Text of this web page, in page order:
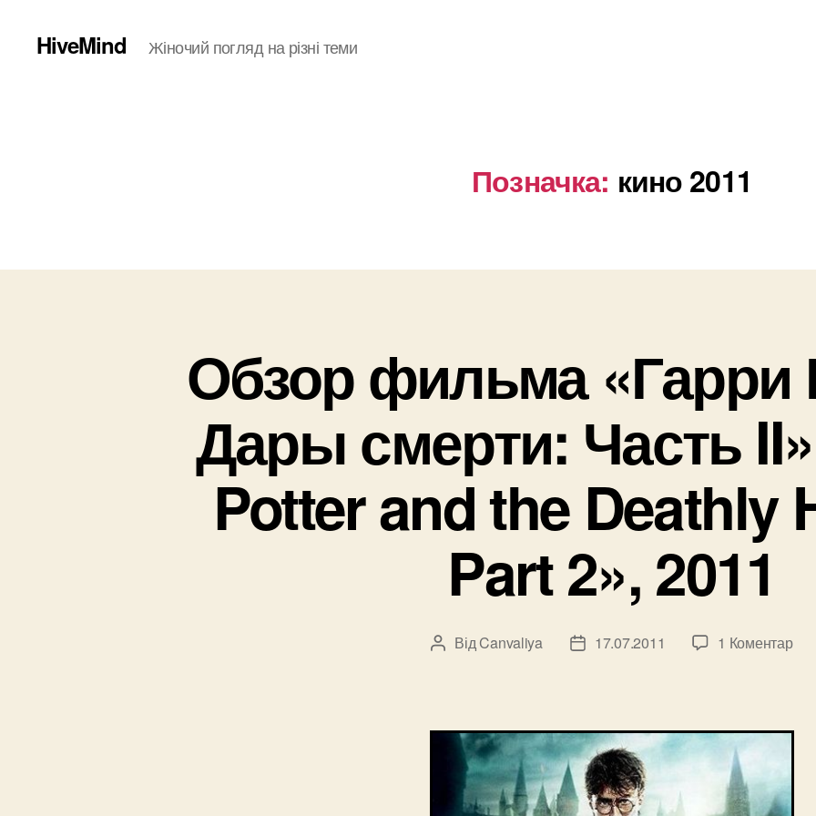
HiveMind Жіночий погляд на різні теми
Позначка: кино 2011
Обзор фильма «Гарри
Дары смерти: Часть
Potter and the Deathly
Part 2», 2011
Автор
ВідCanvaliya
Дата17.07.2011 1 Коментардо